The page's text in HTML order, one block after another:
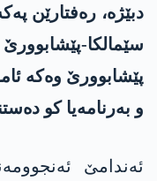
دبێژە، رەفتارێن
سێمالکا-
پێشابوورێ وەکە
و بەرنامەیا کو
ئەندامێ